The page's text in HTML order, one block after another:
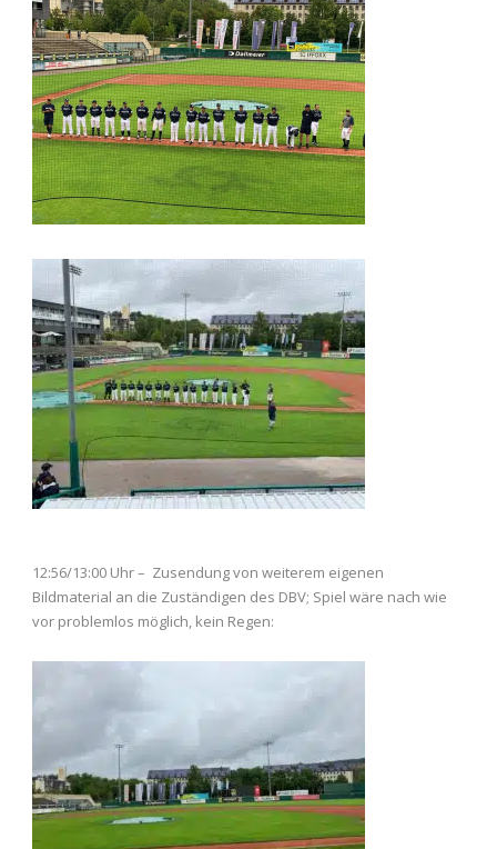
12:56/13:00 Uhr – Zusendung von weiterem eigenen
Bildmaterial an die Zuständigen des DBV; Spiel wäre nach wie
vor problemlos möglich, kein Regen: